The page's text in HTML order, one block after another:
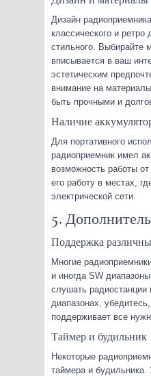
Дизайн
классического и ретро
стильного. Выбирайте
вписывается в ваш
эстетическим
внимание на
быть прочными и
Наличие
Для портативного
радиоприемник имел
возможность работы
его работу в местах,
электрической сети.
5.
Поддержка
Многие
и иногда SW
слушать радиостанции
диапазонах,
поддерживает все
Таймер и будильник
Некоторые
таймера и